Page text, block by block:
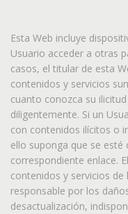
Esta Web incluye
Usuario acceder a otras
casos, el titular de esta
contenidos y servicios
cuanto conozca su
diligentemente. Si un
con contenidos ilícitos o
ello suponga que se
correspondiente enlace.
contenidos y servicios
responsable por los
desactualización,